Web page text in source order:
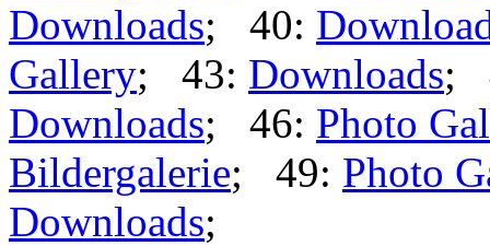
Downloads; 40:
Gallery; 43: Downloads;
Downloads; 46: Photo
Bildergalerie; 49: Photo
Downloads;